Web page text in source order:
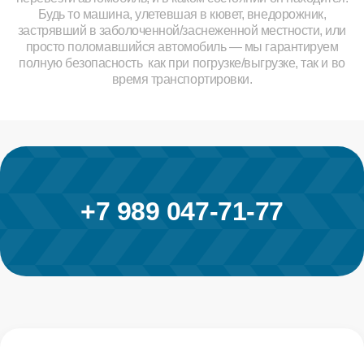
Будь то машина, улетевшая в кювет, внедорожник,
застрявший в заболоченной/заснеженной местности, или
просто поломавшийся автомобиль — мы гарантируем
полную безопасность как при погрузке/выгрузке, так и во
время транспортировки.
+7 989 047-71-77